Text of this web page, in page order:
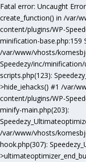
Fatal error: Uncaught
create_function() in /var/
content/plugins/WP-
minification-base.php:159
/var/www/vhosts/
Speedezy/inc/
scripts.php(123):
>hide_iehacks() #1 /var/
content/plugins/WP-
minify-main.php(203):
/var/www/vhosts/
hook.php(307):